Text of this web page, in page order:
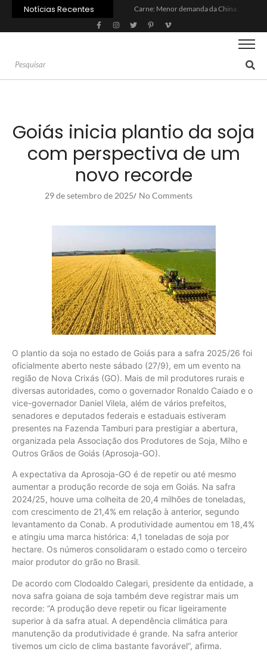
Notícias Recentes
Inadimplência no crédito rural deve seguir elevada até 2027
Lula sanciona MP do Frete e agro teme alta dos custos logísticos
Brasil tem 2º maior juro real do mundo
Goiás inicia plantio da soja
com perspectiva de um
novo recorde
29 de setembro de 2025/ No Comments
O plantio da soja no estado de Goiás para a safra 2025/26 foi
oficialmente aberto neste sábado (27/9), em um evento na
região de Nova Crixás (GO). Mais de mil produtores rurais e
diversas autoridades, como o governador Ronaldo Caiado e o
vice-governador Daniel Vilela, além de vários prefeitos,
senadores e deputados federais e estaduais estiveram
presentes na Fazenda Tamburi para prestigiar a abertura,
organizada pela Associação dos Produtores de Soja, Milho e
Outros Grãos de Goiás (Aprosoja-GO).
A expectativa da Aprosoja-GO é de repetir ou até mesmo
aumentar a produção recorde de soja em Goiás. Na safra
2024/25, houve uma colheita de 20,4 milhões de toneladas,
com crescimento de 21,4% em relação à anterior, segundo
levantamento da Conab. A produtividade aumentou em 18,4%
e atingiu uma marca histórica: 4,1 toneladas de soja por
hectare. Os números consolidaram o estado como o terceiro
maior produtor do grão no Brasil.
De acordo com Clodoaldo Calegari, presidente da entidade, a
nova safra goiana de soja também deve registrar mais um
recorde: “A produção deve repetir ou ficar ligeiramente
superior à da safra atual. A dependência climática para
manutenção da produtividade é grande. Na safra anterior
tivemos um ciclo de clima bastante favorável”, afirma.